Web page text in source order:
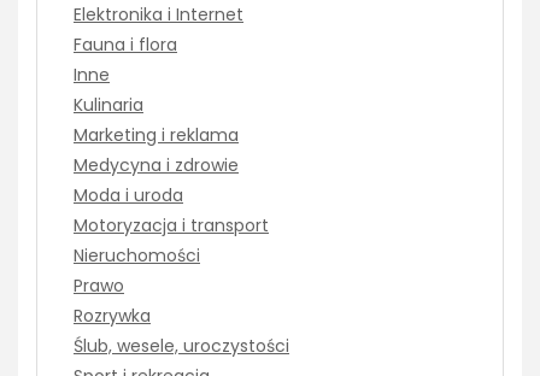
Elektronika i Internet
Fauna i flora
Inne
Kulinaria
Marketing i reklama
Medycyna i zdrowie
Moda i uroda
Motoryzacja i transport
Nieruchomości
Prawo
Rozrywka
Ślub, wesele, uroczystości